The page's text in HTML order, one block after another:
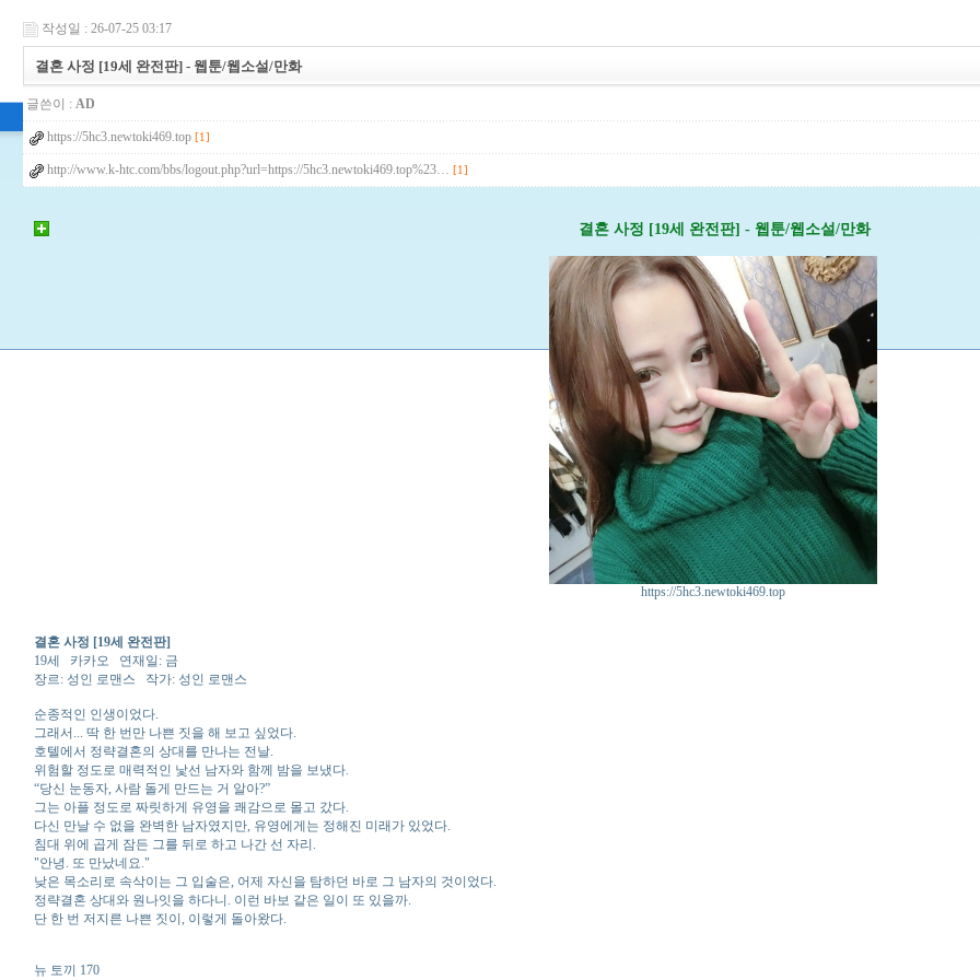
작성일 : 26-07-25 03:17
결혼 사정 [19세 완전판] - 웹툰/웹소설/만화
글쓴이 : AD
https://5hc3.newtoki469.top [1]
http://www.k-htc.com/bbs/logout.php?url=https://5hc3.newtoki469.top%23… [1]
결혼 사정 [19세 완전판] - 웹툰/웹소설/만화
https://5hc3.newtoki469.top
결혼 사정 [19세 완전판]
19세 카카오 연재일: 금
장르: 성인 로맨스 작가: 성인 로맨스
순종적인 인생이었다.
그래서... 딱 한 번만 나쁜 짓을 해 보고 싶었다.
호텔에서 정략결혼의 상대를 만나는 전날.
위험할 정도로 매력적인 낯선 남자와 함께 밤을 보냈다.
“당신 눈동자, 사람 돌게 만드는 거 알아?”
그는 아플 정도로 짜릿하게 유영을 쾌감으로 몰고 갔다.
다신 만날 수 없을 완벽한 남자였지만, 유영에게는 정해진 미래가 있었다.
침대 위에 곱게 잠든 그를 뒤로 하고 나간 선 자리.
"안녕. 또 만났네요."
낮은 목소리로 속삭이는 그 입술은, 어제 자신을 탐하던 바로 그 남자의 것이었다.
정략결혼 상대와 원나잇을 하다니. 이런 바보 같은 일이 또 있을까.
단 한 번 저지른 나쁜 짓이, 이렇게 돌아왔다.
뉴 토끼 170